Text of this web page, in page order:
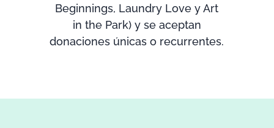
Beginnings, Laundry Love y Art
in the Park) y se aceptan
donaciones únicas o recurrentes.